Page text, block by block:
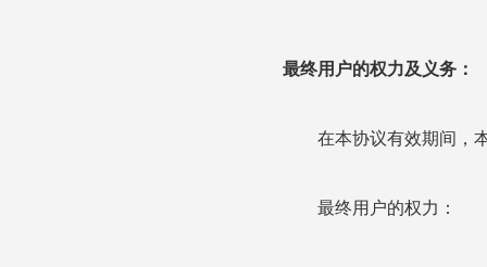
最终用户的权力及义务：
在本协议有效期间，本
最终用户的权力：